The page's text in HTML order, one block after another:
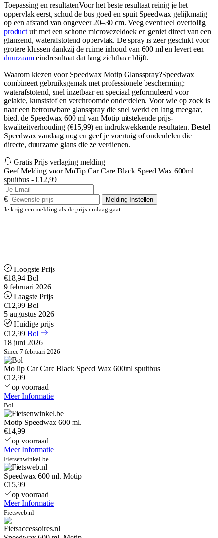
Toepassing en resultatenVoor het beste resultaat reinig je het
oppervlak eerst, schud de bus goed en spuit Speedwax gelijkmatig
op een afstand van ongeveer 20–30 cm. Veeg eventueel overtollig
product uit met een schone microvezeldoek en geniet direct van een
glanzend, waterafstotend oppervlak. De spray is zeer geschikt voor
grotere klussen dankzij de ruime inhoud van 600 ml en levert een
duurzaam eindresultaat dat lang zichtbaar blijft.
Waarom kiezen voor Speedwax Motip Glansspray?Speedwax
combineert gebruiksgemak met professionele bescherming:
waterafstotend, snel inzetbaar en speciaal geformuleerd voor
gelakte, kunststof en verchroomde onderdelen. Voor wie op zoek is
naar een betrouwbare glansspray die snel werkt en lang meegaat,
biedt de Speedwax 600 ml van Motip uitstekende prijs-
kwaliteitverhouding (€15,99) en indrukwekkende resultaten. Bestel
Speedwax vandaag nog en geef je voertuig of onderdelen die
directe, duurzame glans die ze verdienen.
Gratis Prijs verlaging melding
Geef Melding voor MoTip Car Care Black Speed Wax 600ml
spuitbus - €12,99
€
Melding Instellen
Je krijg een melding als de prijs omlaag gaat
Hoogste Prijs
€18,94 Bol
9 februari 2026
Laagste Prijs
€12,99 Bol
5 augustus 2026
Huidige prijs
€12,99 Bol
18 juni 2026
Since 7 februari 2026
MoTip Car Care Black Speed Wax 600ml spuitbus
€12,99
op voorraad
Meer Informatie
Bol
Motip Speedwax 600 ml.
€14,99
op voorraad
Meer Informatie
Fietsenwinkel.be
Speedwax 600 ml. Motip
€15,99
op voorraad
Meer Informatie
Fietsweb.nl